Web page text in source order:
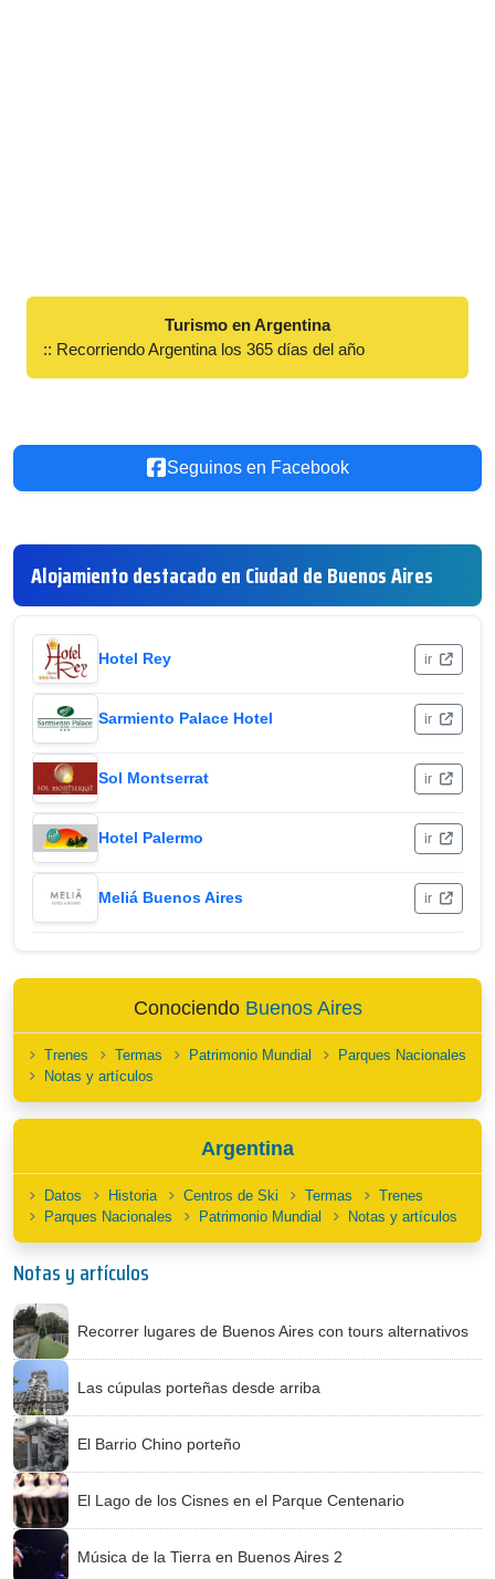
Turismo en Argentina
:: Recorriendo Argentina los 365 días del año
Seguinos en Facebook
Alojamiento destacado en Ciudad de Buenos Aires
Hotel Rey ir
Sarmiento Palace Hotel ir
Sol Montserrat ir
Hotel Palermo ir
Meliá Buenos Aires ir
Conociendo Buenos Aires
Trenes Termas Patrimonio Mundial
Parques Nacionales
Notas y artículos
Argentina
Datos Historia Centros de Ski Termas
Trenes
Parques Nacionales
Patrimonio Mundial Notas y artículos
Notas y artículos
Recorrer lugares de Buenos Aires con tours alternativos
Las cúpulas porteñas desde arriba
El Barrio Chino porteño
El Lago de los Cisnes en el Parque Centenario
Música de la Tierra en Buenos Aires 2